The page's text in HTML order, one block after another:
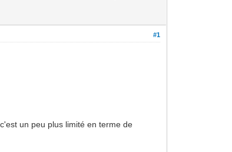
#1
un peu plus limité en terme de